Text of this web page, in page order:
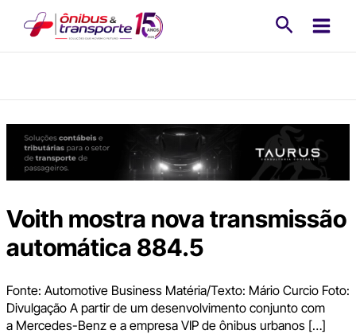
Voith mostra nova transmissão
automática 884.5
Fonte: Automotive Business Matéria/Texto: Mário Curcio Foto:
Divulgação A partir de um desenvolvimento conjunto com
a Mercedes-Benz e a empresa VIP de ônibus urbanos […]